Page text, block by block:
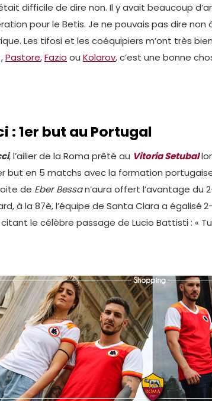
difficile de dire non. Il y avait beaucoup
pour le Betis. Je ne pouvais pas dire
Les tifosi et les coéquipiers m’ont très
,Pastore,Fazio ou Kolarov, c’est une bonne
: 1er but au Portugal
, l’ailier de la Roma prêté au Vitoria Setubal
but en 5 matchs avec la formation
de Eber Bessan’aura offert l’avantage du
à la 87è, l’équipe de Santa Clara a égalisé
le célèbre passage de Lucio Battisti : «